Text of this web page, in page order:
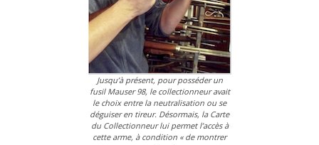
Jusqu’à présent, pour posséder un
fusil Mauser 98, le collectionneur avait
le choix entre la neutralisation ou se
déguiser en tireur. Désormais, la Carte
du Collectionneur lui permet l’accès à
cette arme, à condition « de montrer